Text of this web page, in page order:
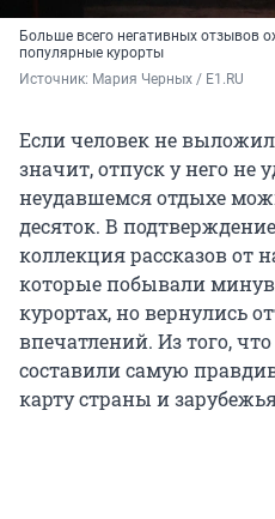
Больше всего негативных отзывов
популярные курорты
Источник: Мария Черных / E1.RU
Если человек не
значит, отпуск у него не
неудавшемся отдыхе
десяток. В
коллекция рассказов от
которые побывали
курортах, но вернулись
впечатлений. Из того,
составили самую
карту страны и